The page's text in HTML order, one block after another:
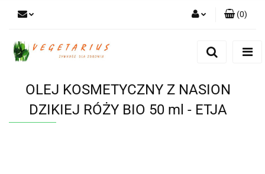
(0)
OLEJ KOSMETYCZNY Z NASION
DZIKIEJ RÓŻY BIO 50 ml - ETJA